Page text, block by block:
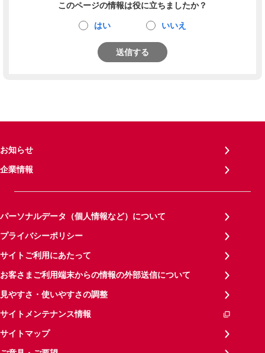
このページの情報は役に立ちましたか？
はい いいえ
送信する
お知らせ
企業情報
パーソナルデータ（個人情報など）について
プライバシーポリシー
サイトご利用にあたって
お客さまご利用端末からの情報の外部送信について
見やすさ・使いやすさの調整
サイトメンテナンス情報
サイトマップ